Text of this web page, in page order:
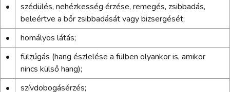
•
szédülés, nehézkesség érzése, remegés, zsibbadás,
beleértve a bőr zsibbadását vagy bizsergését;
•
homályos látás;
•
fülzúgás (hang észlelése a fülben olyankor is, amikor
nincs külső hang);
•
szívdobogásérzés;